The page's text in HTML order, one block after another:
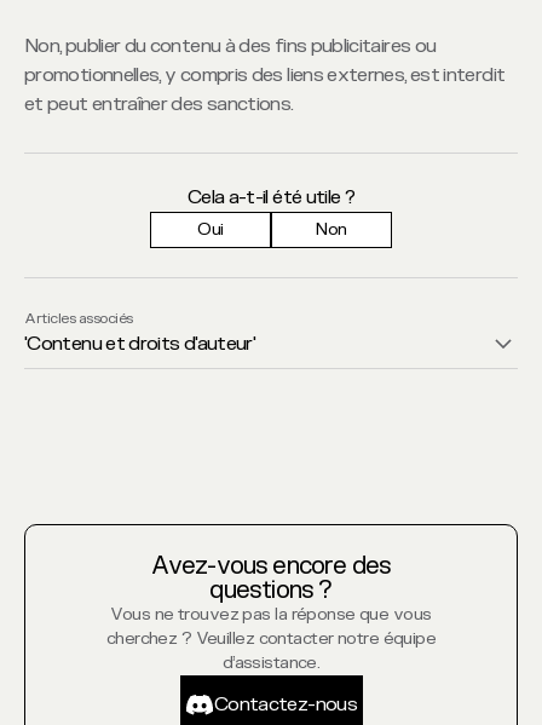
Non, publier du contenu à des fins publicitaires ou
promotionnelles, y compris des liens externes, est interdit
et peut entraîner des sanctions.
Cela a-t-il été utile ?
Oui Non
Articles associés
'Contenu et droits d'auteur'
Avez-vous encore des
questions ?
Vous ne trouvez pas la réponse que vous
cherchez ? Veuillez contacter notre équipe
d’assistance.
Contactez-nous
Contactez-
nous